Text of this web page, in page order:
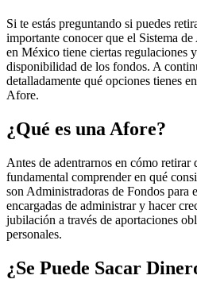
Si te estás preguntando si puedes
importante conocer que el Sistema
en México tiene ciertas regulaciones
disponibilidad de los fondos. A
detalladamente qué opciones tienes
Afore.
¿Qué es una Afore?
Antes de adentrarnos en cómo retirar
fundamental comprender en qué
son Administradoras de Fondos para
encargadas de administrar y hacer
jubilación a través de aportaciones
personales.
¿Se Puede Sacar